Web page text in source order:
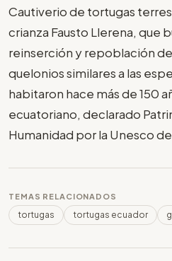
Cautiverio de tortugas
crianza Fausto Llerena, que
reinserción y repoblación
quelonios similares a las
habitaron hace más de 150
ecuatoriano, declarado
Humanidad por la Unesco
TEMAS RELACIONADOS
tortugas tortugas ecuador